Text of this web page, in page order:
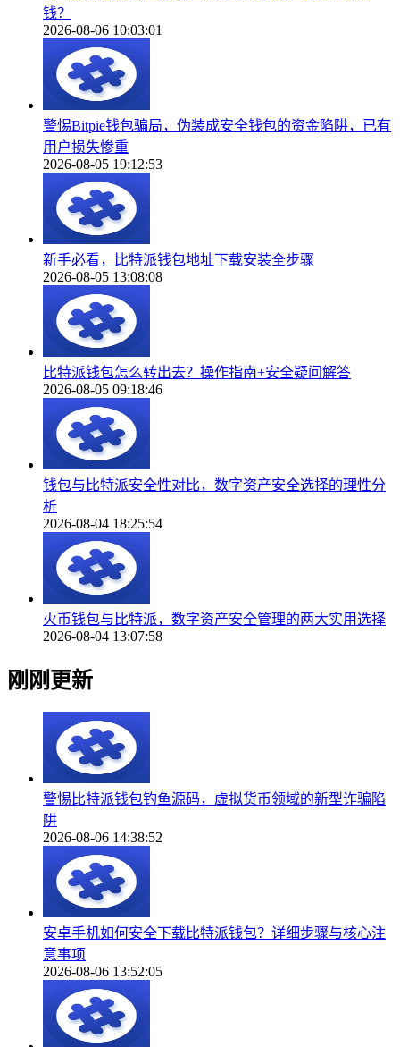
钱？
2026-08-06 10:03:01
警惕Bitpie钱包骗局，伪装成安全钱包的资金陷阱，已有
用户损失惨重
2026-08-05 19:12:53
新手必看，比特派钱包地址下载安装全步骤
2026-08-05 13:08:08
比特派钱包怎么转出去？操作指南+安全疑问解答
2026-08-05 09:18:46
钱包与比特派安全性对比，数字资产安全选择的理性分
析
2026-08-04 18:25:54
火币钱包与比特派，数字资产安全管理的两大实用选择
2026-08-04 13:07:58
刚刚更新
警惕比特派钱包钓鱼源码，虚拟货币领域的新型诈骗陷
阱
2026-08-06 14:38:52
安卓手机如何安全下载比特派钱包？详细步骤与核心注
意事项
2026-08-06 13:52:05